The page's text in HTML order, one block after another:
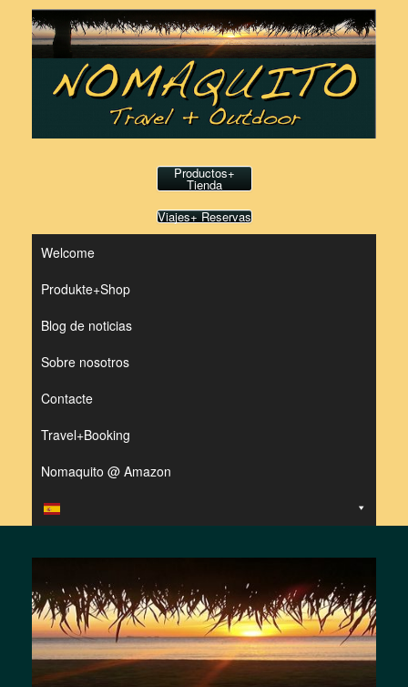
contenido
Productos+
Tienda
Viajes+ Reservas
Welcome
Produkte+Shop
Blog de noticias
Sobre nosotros
Contacte
Travel+Booking
Nomaquito @ Amazon